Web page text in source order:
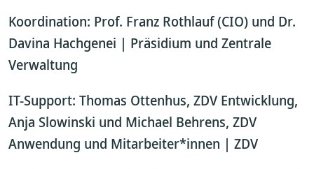
Koordination: Prof. Franz Rothlauf (CIO) und Dr.
Davina Hachgenei | Präsidium und Zentrale
Verwaltung
IT-Support: Thomas Ottenhus, ZDV Entwicklung,
Anja Slowinski und Michael Behrens, ZDV
Anwendung und Mitarbeiter*innen | ZDV